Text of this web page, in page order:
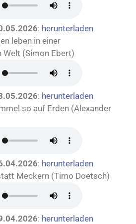
: herunterladen
leben in einer
Welt (Simon Ebert)
: herunterladen
so auf Erden (Alexander
: herunterladen
Meckern (Timo Doetsch)
: herunterladen